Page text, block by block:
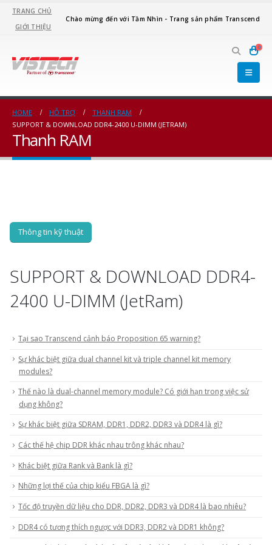
TRANG CHỦ
GIỚI THIỆU
Chào mừng đến với Tầm Nhìn - Trang sản phẩm Transcend
0
HOME HỖ TRỢ
THANH RAM
SUPPORT & DOWNLOAD DDR4-2400 U-DIMM (JETRAM)
Thanh RAM
Thông tin kỹ thuật
SUPPORT & DOWNLOAD DDR4-
2400 U-DIMM (JetRam)
Tại sao Transcend cảnh báo Proposition 65 warning?
Sự khác biệt giữa dual channel kit và triple channel kit memory
modules?
Thế nào là dual-channel memory module? Có giới hạn trong việc sử
dụng không?
Sự khác biệt giữa SDRAM, DDR1, DDR2, DDR3 và DDR4 là gì?
Các thế hệ chip DDR khác nhau trông khác nhau?
Khác biệt giữa Rank và Bank là gì?
Những lợi thế của chip kiểu FBGA là gì?
Tốc độ truyền dữ liệu cho DDR, DDR2, DDR3 và DDR4 là bao nhiêu?
DDR4 có tương thích ngược với DDR3, DDR2 và DDR1 không?